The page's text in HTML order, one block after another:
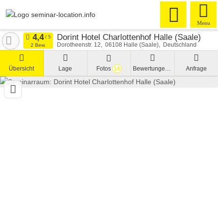
Menu
Dorint Hotel Charlottenhof Halle (Saale)
Dorotheenstr. 12 06108 Halle (Saale) Deutschland
2 Bew.
Übersicht Lage Fotos 14 Bewertungen Anfrage